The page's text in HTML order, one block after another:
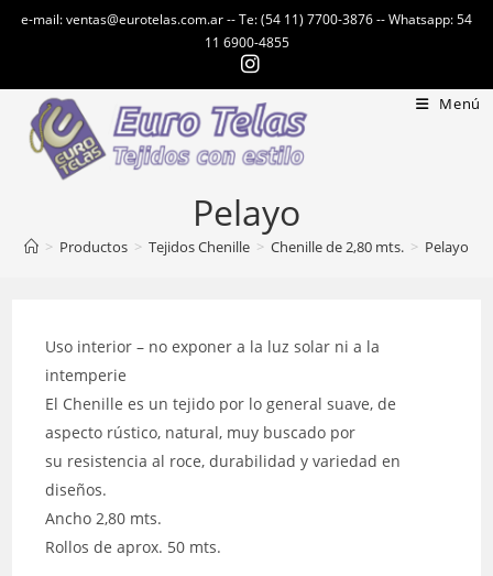
e-mail: ventas@eurotelas.com.ar -- Te: (54 11) 7700-3876 -- Whatsapp: 54
11 6900-4855
Menú
Pelayo
> Productos > Tejidos Chenille > Chenille de 2,80 mts. > Pelayo
Uso interior – no exponer a la luz solar ni a la
intemperie
El Chenille es un tejido por lo general suave, de
aspecto rústico, natural, muy buscado por
su resistencia al roce, durabilidad y variedad en
diseños.
Ancho 2,80 mts.
Rollos de aprox. 50 mts.